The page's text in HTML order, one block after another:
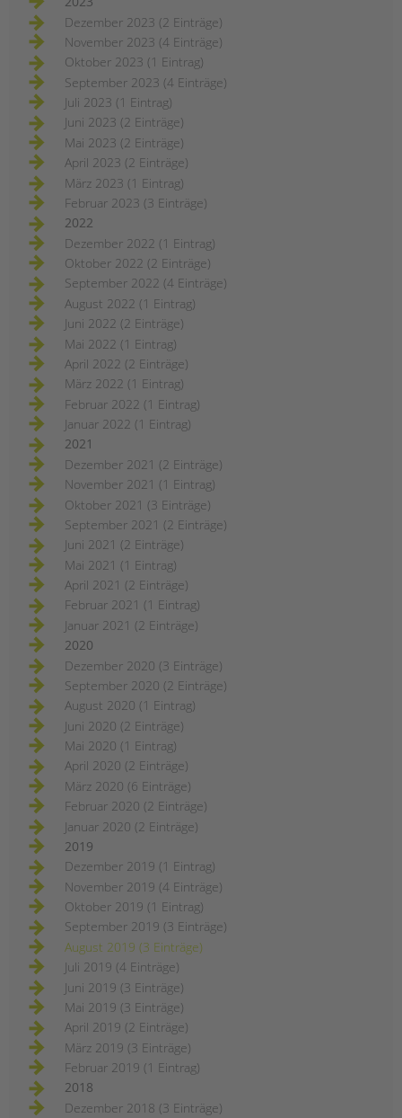
Dezember 2023 (2 Einträge)
November 2023 (4 Einträge)
Oktober 2023 (1 Eintrag)
September 2023 (4 Einträge)
Juli 2023 (1 Eintrag)
Juni 2023 (2 Einträge)
Mai 2023 (2 Einträge)
April 2023 (2 Einträge)
März 2023 (1 Eintrag)
Februar 2023 (3 Einträge)
2022
Dezember 2022 (1 Eintrag)
Oktober 2022 (2 Einträge)
September 2022 (4 Einträge)
August 2022 (1 Eintrag)
Juni 2022 (2 Einträge)
Mai 2022 (1 Eintrag)
April 2022 (2 Einträge)
März 2022 (1 Eintrag)
Februar 2022 (1 Eintrag)
Januar 2022 (1 Eintrag)
2021
Dezember 2021 (2 Einträge)
November 2021 (1 Eintrag)
Oktober 2021 (3 Einträge)
September 2021 (2 Einträge)
Juni 2021 (2 Einträge)
Mai 2021 (1 Eintrag)
April 2021 (2 Einträge)
Februar 2021 (1 Eintrag)
Januar 2021 (2 Einträge)
2020
Dezember 2020 (3 Einträge)
September 2020 (2 Einträge)
August 2020 (1 Eintrag)
Juni 2020 (2 Einträge)
Mai 2020 (1 Eintrag)
April 2020 (2 Einträge)
März 2020 (6 Einträge)
Februar 2020 (2 Einträge)
Januar 2020 (2 Einträge)
2019
Dezember 2019 (1 Eintrag)
November 2019 (4 Einträge)
Oktober 2019 (1 Eintrag)
September 2019 (3 Einträge)
August 2019 (3 Einträge)
Juli 2019 (4 Einträge)
Juni 2019 (3 Einträge)
Mai 2019 (3 Einträge)
April 2019 (2 Einträge)
März 2019 (3 Einträge)
Februar 2019 (1 Eintrag)
2018
Dezember 2018 (3 Einträge)